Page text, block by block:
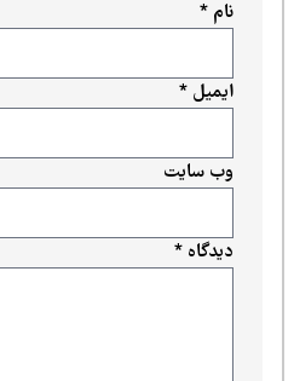
دیدگاه*
ایمیل*
وب‌ سایت